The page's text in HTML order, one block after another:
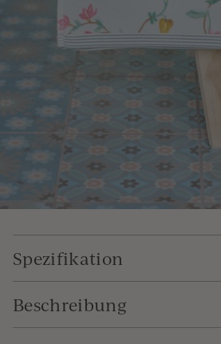
Spezifikation
Beschreibung